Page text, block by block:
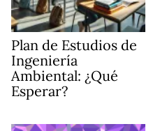
Plan de Estudios de
Ingeniería
Ambiental: ¿Qué
Esperar?